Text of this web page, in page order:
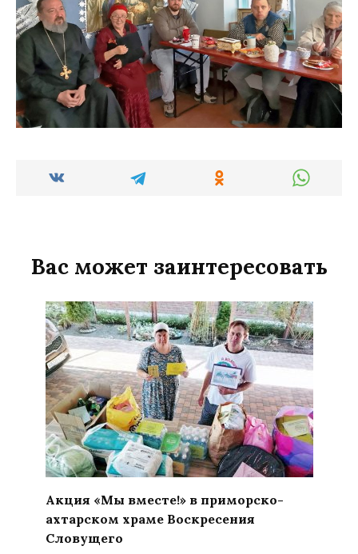
Вас может заинтересовать
Акция «Мы вместе!» в приморско-
ахтарском храме Воскресения
Словущего